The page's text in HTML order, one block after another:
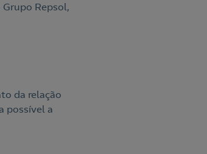
Repsol,
da relação
possível a